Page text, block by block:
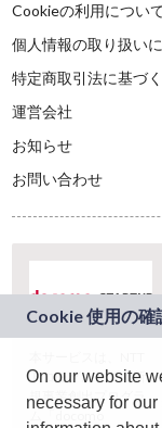
On our website
necessary for
Cookieの利用につい
個人情報の取り扱い
特定商取引法に基づ
運営会社
お知らせ
お問い合わせ
ドコモグループの新
規事業創出プログラ
ム「docomo